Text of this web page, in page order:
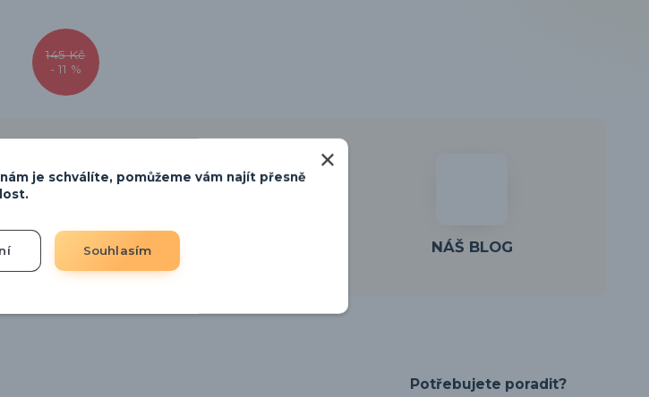
145 Kč
- 11 %
VÝROBA PAMLSKŮ NÁŠ BLOG
Potřebujete poradit?
nám je schválíte, pomůžeme vám najít přesně
Souhlasím